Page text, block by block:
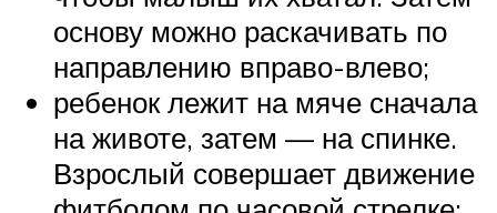
основу можно раскачивать по
направлению вправо-влево;
ребенок лежит на мяче сначала
на животе, затем — на спинке.
Взрослый совершает движение